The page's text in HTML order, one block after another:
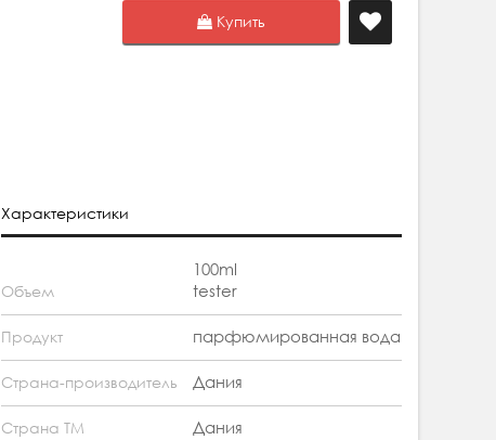
Купить
Характеристики
Объем
100ml
tester
Продукт парфюмированная вода
Страна-производитель Дания
Страна ТМ Дания